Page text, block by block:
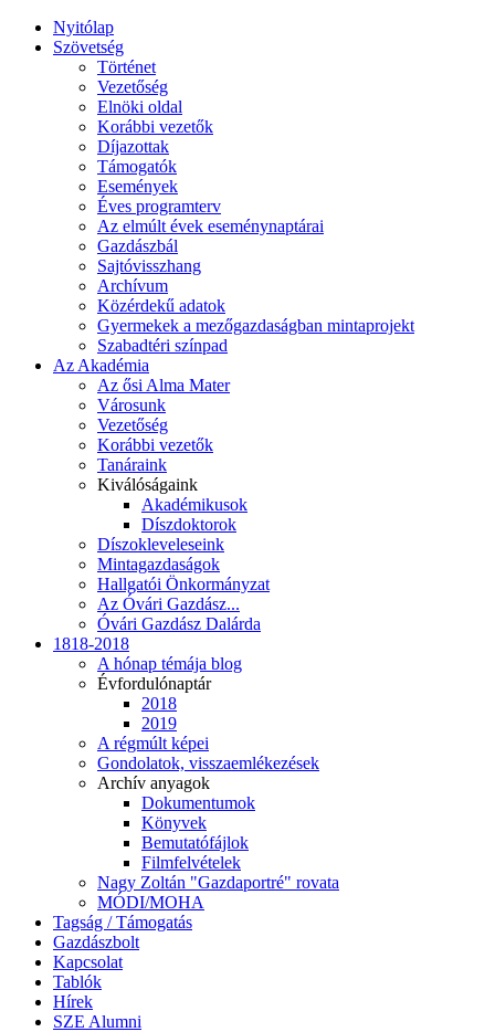
Nyitólap
Szövetség
Történet
Vezetőség
Elnöki oldal
Korábbi vezetők
Díjazottak
Támogatók
Események
Éves programterv
Az elmúlt évek eseménynaptárai
Gazdászbál
Sajtóvisszhang
Archívum
Közérdekű adatok
Gyermekek a mezőgazdaságban mintaprojekt
Szabadtéri színpad
Az Akadémia
Az ősi Alma Mater
Városunk
Vezetőség
Korábbi vezetők
Tanáraink
Kiválóságaink
Akadémikusok
Díszdoktorok
Díszokleveleseink
Mintagazdaságok
Hallgatói Önkormányzat
Az Óvári Gazdász...
Óvári Gazdász Dalárda
1818-2018
A hónap témája blog
Évfordulónaptár
2018
2019
A régmúlt képei
Gondolatok, visszaemlékezések
Archív anyagok
Dokumentumok
Könyvek
Bemutatófájlok
Filmfelvételek
Nagy Zoltán "Gazdaportré" rovata
MÓDI/MOHA
Tagság / Támogatás
Gazdászbolt
Kapcsolat
Tablók
Hírek
SZE Alumni